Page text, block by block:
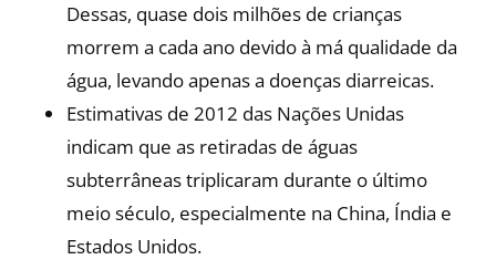
Dessas, quase dois milhões de crianças
morrem a cada ano devido à má qualidade da
água, levando apenas a doenças diarreicas.
Estimativas de 2012 das Nações Unidas
indicam que as retiradas de águas
subterrâneas triplicaram durante o último
meio século, especialmente na China, Índia e
Estados Unidos.